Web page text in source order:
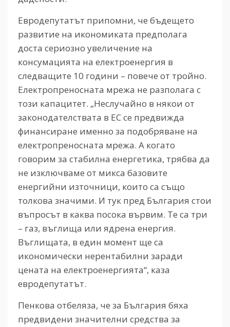
Евродепутатът припомни, че бъдещето
развитие на икономиката предполага
доста сериозно увеличение на
консумацията на електроенергия в
следващите 10 години – повече от тройно.
Електропреносната мрежа не разполага с
този капацитет. „Неслучайно в някои от
законодателствата в ЕС се предвижда
финансиране именно за подобряване на
електропреносната мрежа. А когато
говорим за стабилна енергетика, трябва да
не изключваме от микса базовите
енергийни източници, които са също
толкова значими. И тук пред България стои
въпросът в каква посока вървим. Те са три
– газ, въглища или ядрена енергия.
Въглищата, в един момент ще са
икономически нерентабилни заради
цената на електроенергията“, каза
евродепутатът.
Пенкова отбеляза, че за България бяха
предвидени значителни средства за